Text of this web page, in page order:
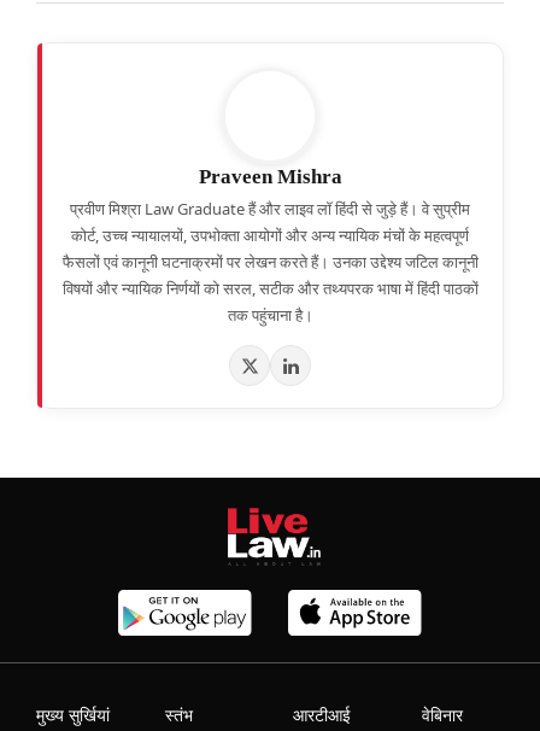
Praveen Mishra
प्रवीण मिश्रा Law Graduate हैं और लाइव लॉ हिंदी से जुड़े हैं। वे सुप्रीम
कोर्ट, उच्च न्यायालयों, उपभोक्ता आयोगों और अन्य न्यायिक मंचों के महत्वपूर्ण
फैसलों एवं कानूनी घटनाक्रमों पर लेखन करते हैं। उनका उद्देश्य जटिल कानूनी
विषयों और न्यायिक निर्णयों को सरल, सटीक और तथ्यपरक भाषा में हिंदी पाठकों
तक पहुंचाना है।
मुख्य सुर्खियां स्तंभ आरटीआई वेबिनार